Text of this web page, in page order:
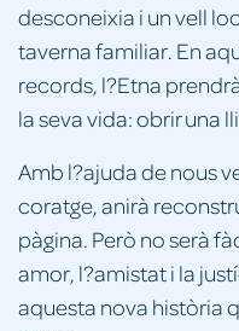
desconeixia i un vell
taverna familiar. En
records, l?Etna
la seva vida: obrir una
Amb l?ajuda de nous
coratge, anirà
pàgina. Però no serà
amor, l?amistat i la
aquesta nova història